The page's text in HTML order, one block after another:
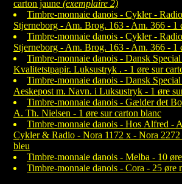
carton jaune (exemplaire 2)
Timbre-monnaie danois - Cykler -
Stjerneborg - Am. Brog. 163 - Am. 366 - 1
Timbre-monnaie danois - Cykler -
Stjerneborg - Am. Brog. 163 - Am. 366 - 1
Timbre-monnaie danois - Dansk
Kvalitetstpapir. Luksustryk . - 1 øre sur
Timbre-monnaie danois - Dansk
Aeskepost m. Navn. i Luksustryk - 1 øre
Timbre-monnaie danois - Gælder det
A. Th. Nielsen - 1 øre sur carton blanc
Timbre-monnaie danois - Hos Alfred -
Cykler & Radio - Nora 1172 x - Nora 2272
bleu
Timbre-monnaie danois - Melba - 10
Timbre-monnaie danois - Cora - 25 øre